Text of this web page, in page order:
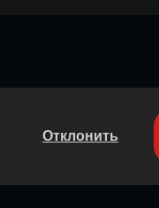
Отклонить